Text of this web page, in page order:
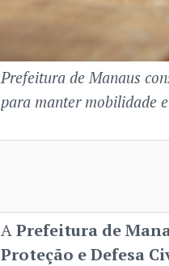
Prefeitura de Manaus
para manter mobilidade
APrefeitura de
Proteção e Defesa